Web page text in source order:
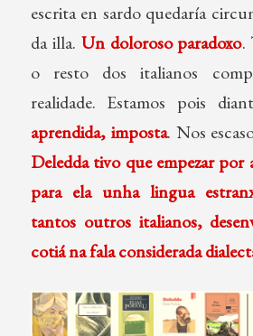
escrita en sardo quedaría
da illa. Un doloroso paradoxo.
o resto dos italianos
realidade. Estamos pois
aprendida, imposta. Nos
Deledda tivo que empezar por
para ela unha lingua
tantos outros italianos,
cotiá na fala considerada